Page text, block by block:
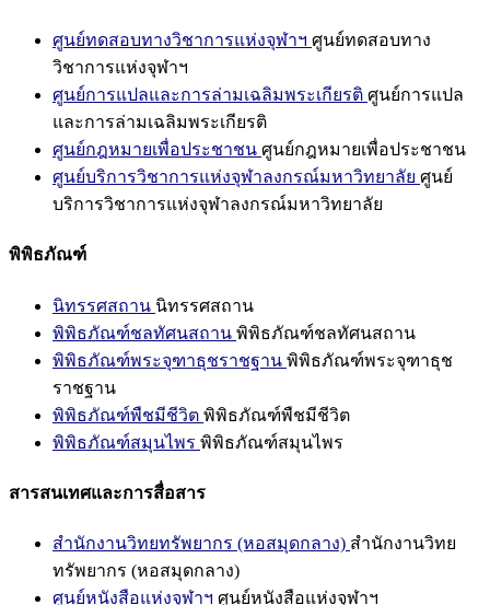
ศูนย์ทดสอบทางวิชาการแห่งจุฬาฯ ศูนย์ทดสอบทาง
วิชาการแห่งจุฬาฯ
ศูนย์การแปลและการล่ามเฉลิมพระเกียรติ ศูนย์การแปล
และการล่ามเฉลิมพระเกียรติ
ศูนย์กฎหมายเพื่อประชาชน ศูนย์กฎหมายเพื่อประชาชน
ศูนย์บริการวิชาการแห่งจุฬาลงกรณ์มหาวิทยาลัย ศูนย์
บริการวิชาการแห่งจุฬาลงกรณ์มหาวิทยาลัย
พิพิธภัณฑ์
นิทรรศสถาน นิทรรศสถาน
พิพิธภัณฑ์ชลทัศนสถาน พิพิธภัณฑ์ชลทัศนสถาน
พิพิธภัณฑ์พระจุฑาธุชราชฐาน พิพิธภัณฑ์พระจุฑาธุช
ราชฐาน
พิพิธภัณฑ์พืชมีชีวิต พิพิธภัณฑ์พืชมีชีวิต
พิพิธภัณฑ์สมุนไพร พิพิธภัณฑ์สมุนไพร
สารสนเทศและการสื่อสาร
สำนักงานวิทยทรัพยากร (หอสมุดกลาง) สำนักงานวิทย
ทรัพยากร (หอสมุดกลาง)
ศูนย์หนังสือแห่งจุฬาฯ ศูนย์หนังสือแห่งจุฬาฯ